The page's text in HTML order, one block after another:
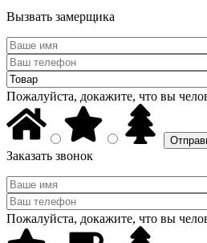
Вызвать замерщика
Пожалуйста, докажите, что вы
Заказать звонок
Пожалуйста, докажите, что вы